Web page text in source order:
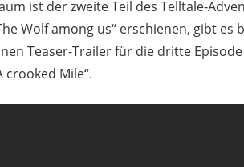
ist der zweite Teil des Telltale-
Wolf among us“ erschienen, gibt es
Teaser-Trailer für die dritte Episode
crooked Mile“.